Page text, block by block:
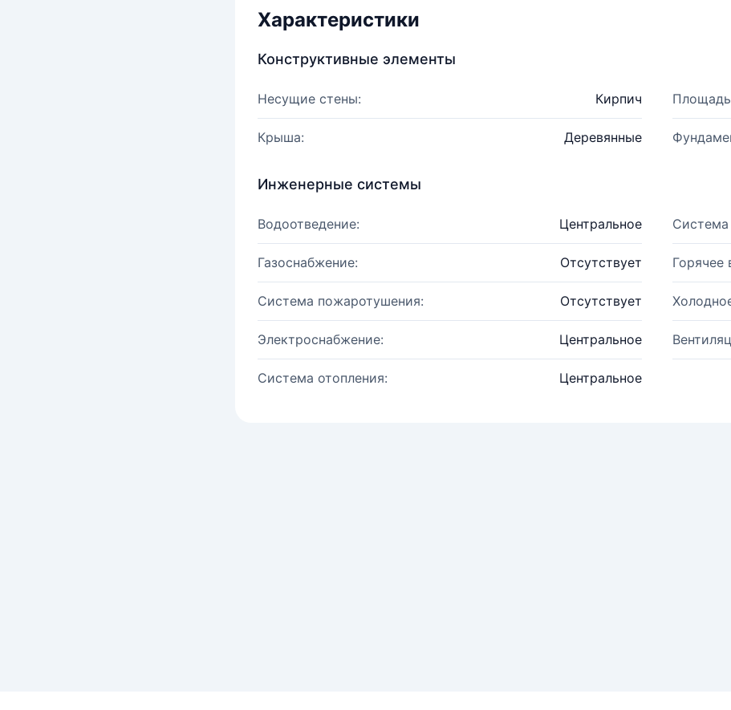
Характеристики
Конструктивные элементы
Несущие стены: Кирпич Площадь
Крыша: Деревянные
Инженерные системы
Водоотведение: Центральное Система
Газоснабжение: Отсутствует Горячее
Система пожаротушения: Отсутствует
Электроснабжение: Центральное
Система отопления: Центральное